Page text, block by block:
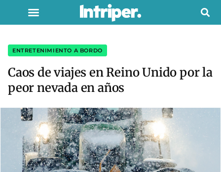
ENTRETENIMIENTO A BORDO
Caos de viajes en Reino Unido por la
peor nevada en años